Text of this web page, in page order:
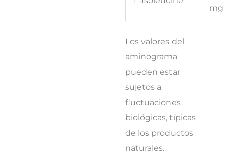
mg
Los valores del
aminograma
pueden estar
sujetos a
fluctuaciones
biológicas, típicas
de los productos
naturales.